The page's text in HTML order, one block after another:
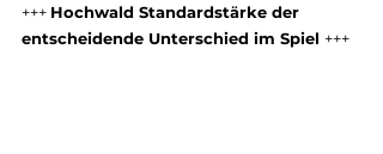
+++ Hochwald Standardstärke der
entscheidende Unterschied im Spiel +++